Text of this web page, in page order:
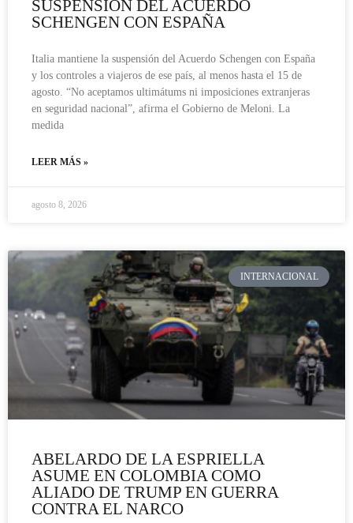
SUSPENSIÓN DEL ACUERDO
SCHENGEN CON ESPAÑA
Italia mantiene la suspensión del Acuerdo Schengen con España
y los controles a viajeros de ese país, al menos hasta el 15 de
agosto. “No aceptamos ultimátums ni imposiciones extranjeras
en seguridad nacional”, afirma el Gobierno de Meloni. La
medida
LEER MÁS »
agosto 8, 2026
INTERNACIONAL
ABELARDO DE LA ESPRIELLA
ASUME EN COLOMBIA COMO
ALIADO DE TRUMP EN GUERRA
CONTRA EL NARCO